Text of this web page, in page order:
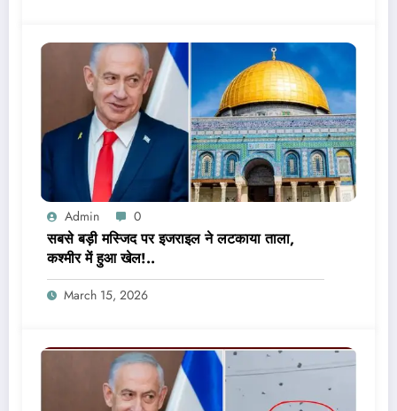
Admin 0
सबसे बड़ी मस्जिद पर इजराइल ने लटकाया ताला,
कश्मीर में हुआ खेल!..
March 15, 2026